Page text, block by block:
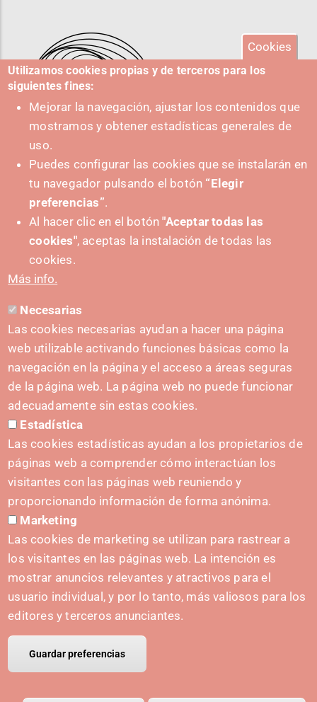
IMPULSA
CONTACTO
hola@irisnavarra.com
(+34) 628 23 12 32
C. del Sadar, 31006 Pamplona
Formulario de contacto
Kit de prensa
INICIATIVAS
Navarra Cybersecurity Center
Spain Living Lab
Apoyo al Emprendimiento
Gemelos digitales
© Copyright Polo IRIS.Aviso legal
Cookies
Utilizamos cookies propias y de terceros para los
siguientes fines:
Mejorar la navegación, ajustar los contenidos que
mostramos y obtener estadísticas generales de
uso.
Puedes configurar las cookies que se instalarán en
tu navegador pulsando el botón “Elegir
preferencias”.
Al hacer clic en el botón"Aceptar todas las
cookies", aceptas la instalación de todas las
cookies.
Más info.
Necesarias
Las cookies necesarias ayudan a hacer una página
web utilizable activando funciones básicas como la
navegación en la página y el acceso a áreas seguras
de la página web. La página web no puede funcionar
adecuadamente sin estas cookies.
Estadística
Las cookies estadísticas ayudan a los propietarios de
páginas web a comprender cómo interactúan los
visitantes con las páginas web reuniendo y
proporcionando información de forma anónima.
Marketing
Las cookies de marketing se utilizan para rastrear a
los visitantes en las páginas web. La intención es
mostrar anuncios relevantes y atractivos para el
usuario individual, y por lo tanto, más valiosos para los
editores y terceros anunciantes.
Guardar preferencias